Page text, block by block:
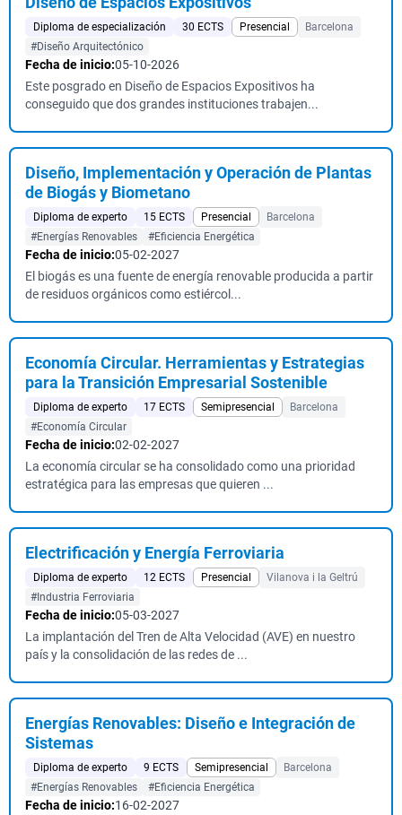
Diploma de especialización 30 ECTS Presencial
Barcelona
#Diseño Arquitectónico
Fecha de inicio:05-10-2026
Este posgrado en Diseño de Espacios Expositivos ha
conseguido que dos grandes instituciones trabajen...
Diseño, Implementación y Operación de Plantas
de Biogás y Biometano
Diploma de experto 15 ECTS Presencial
Barcelona
#Energías Renovables
#Eficiencia Energética
Fecha de inicio:05-02-2027
El biogás es una fuente de energía renovable producida a partir
de residuos orgánicos como estiércol...
Economía Circular. Herramientas y Estrategias
para la Transición Empresarial Sostenible
Diploma de experto 17 ECTS Semipresencial
Barcelona
#Economía Circular
Fecha de inicio:02-02-2027
La economía circular se ha consolidado como una prioridad
estratégica para las empresas que quieren ...
Electrificación y Energía Ferroviaria
Diploma de experto 12 ECTS Presencial
Vilanova i la Geltrú
#Industria Ferroviaria
Fecha de inicio:05-03-2027
La implantación del Tren de Alta Velocidad (AVE) en nuestro
país y la consolidación de las redes de ...
Energías Renovables: Diseño e Integración de
Sistemas
Diploma de experto 9 ECTS Semipresencial
Barcelona
#Energías Renovables
#Eficiencia Energética
Fecha de inicio:16-02-2027